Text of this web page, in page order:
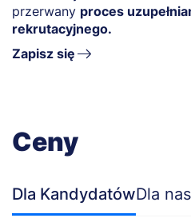
przerwany proces
rekrutacyjnego.
Zapisz się
Ceny
Dla KandydatówDla